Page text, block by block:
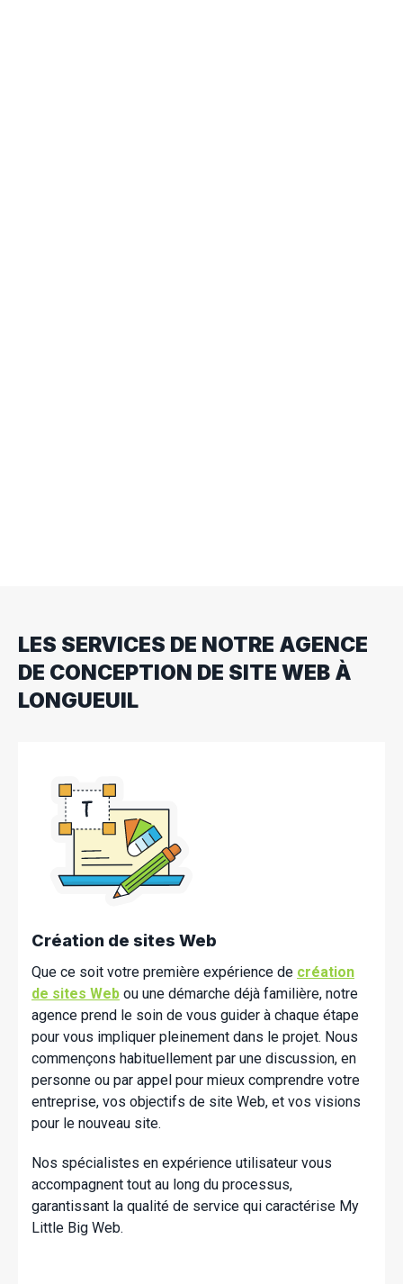
LES SERVICES DE NOTRE AGENCE
DE CONCEPTION DE SITE WEB À
LONGUEUIL
Création de sites Web
Que ce soit votre première expérience de création
de sites Web ou une démarche déjà familière, notre
agence prend le soin de vous guider à chaque étape
pour vous impliquer pleinement dans le projet. Nous
commençons habituellement par une discussion, en
personne ou par appel pour mieux comprendre votre
entreprise, vos objectifs de site Web, et vos visions
pour le nouveau site.
Nos spécialistes en expérience utilisateur vous
accompagnent tout au long du processus,
garantissant la qualité de service qui caractérise My
Little Big Web.